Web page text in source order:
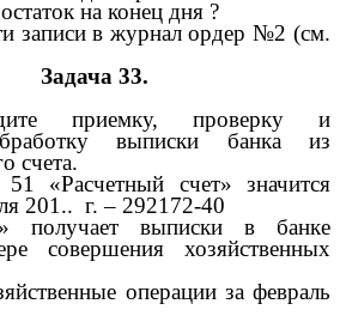
на конец дня ?
записи в журнал ордер №2 (см.
Задача 33.
приемку, проверку и
выписки банка из
счета.
«Расчетный счет» значится
201.. г. – 292172-40
получает выписки в банке
совершения хозяйственных
операции за февраль